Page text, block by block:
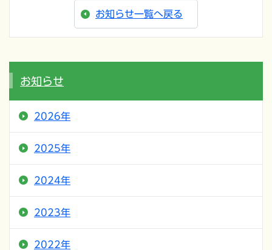
お知らせ一覧へ戻る
お知らせ
2026年
2025年
2024年
2023年
2022年